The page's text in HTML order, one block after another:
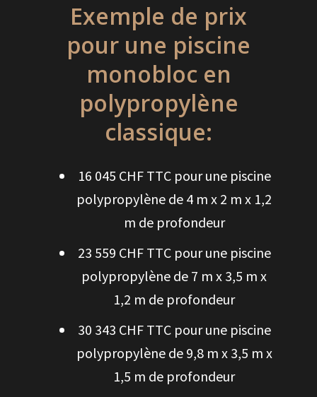
Exemple de prix
pour une piscine
monobloc en
polypropylène
classique:
16 045 CHF TTC pour une piscine
polypropylène de 4 m x 2 m x 1,2
m de profondeur
23 559 CHF TTC pour une piscine
polypropylène de 7 m x 3,5 m x
1,2 m de profondeur
30 343 CHF TTC pour une piscine
polypropylène de 9,8 m x 3,5 m x
1,5 m de profondeur